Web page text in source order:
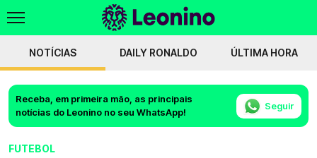
NOTÍCIAS DAILY RONALDO ÚLTIMA HORA
Receba, em primeira mão, as principais
notícias do Leonino no seu WhatsApp!
Seguir
FUTEBOL